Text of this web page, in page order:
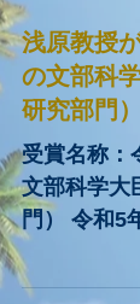
織・時期特
作成を画期
技術を開発
浅原教授
の文部科
研究部門
受賞名称：
文部科学大
門） 令和5年4月19日（水）に令和5年
度科学技術
彰式が開催